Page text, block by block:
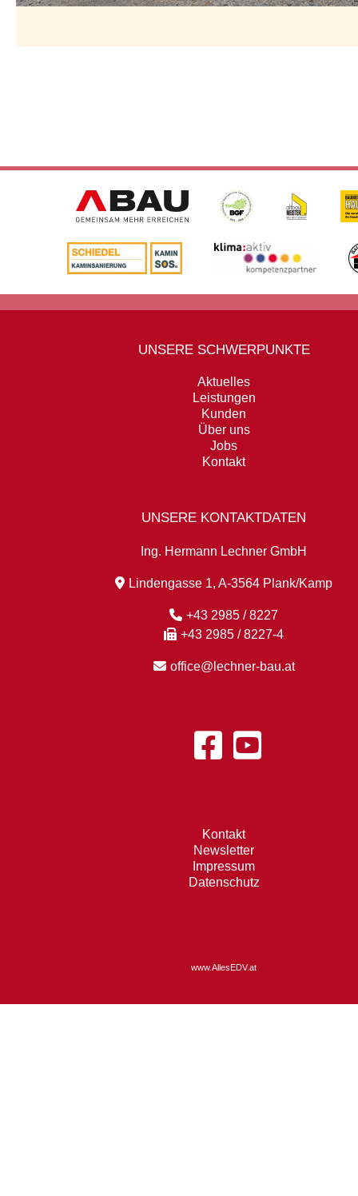
UNSERE SCHWERPUNKTE
Aktuelles
Leistungen
Kunden
Über uns
Jobs
Kontakt
UNSERE KONTAKTDATEN
Ing. Hermann Lechner GmbH
Lindengasse 1, A-3564 Plank/Kamp
+43 2985 / 8227
+43 2985 / 8227-4
office@lechner-bau.at
Kontakt
Newsletter
Impressum
Datenschutz
www.AllesEDV.at